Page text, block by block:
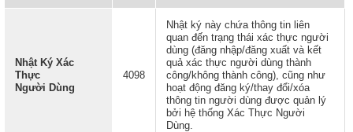
Nhật Ký Xác
Thực
Người Dùng
4098
Nhật ký này chứa thông tin liên
quan đến trạng thái xác thực người
dùng (đăng nhập/đăng xuất và kết
quả xác thực người dùng thành
công/không thành công), cũng như
hoạt động đăng ký/thay đổi/xóa
thông tin người dùng được quản lý
bởi hệ thống Xác Thực Người
Dùng.